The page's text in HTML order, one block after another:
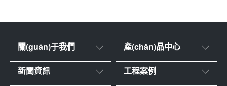
關(guān)于我們 產(chǎn)品中心
新聞資訊 工程案例